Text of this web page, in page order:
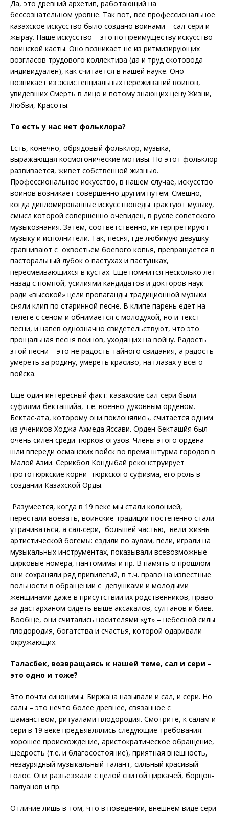
Да, это древний архетип, работающий на
бессознательном уровне. Так вот, все профессиональное
казахское искусство было создано воинами – сал-сери и
жырау. Наше искусство – это по преимуществу искусство
воинской касты. Оно возникает не из ритмизирующих
возгласов трудового коллектива (да и труд скотовода
индивидуален), как считается в нашей науке. Оно
возникает из экзистенциальных переживаний воинов,
увидевших Смерть в лицо и потому знающих цену Жизни,
Любви, Красоты.
То есть у нас нет фольклора?
Есть, конечно, обрядовый фольклор, музыка,
выражающая космогонические мотивы. Но этот фольклор
развивается, живет собственной жизнью.
Профессиональное искусство, в нашем случае, искусство
воинов возникает совершенно другим путем. Смешно,
когда дипломированные искусствоведы трактуют музыку,
смысл которой совершенно очевиден, в русле советского
музыкознания. Затем, соответственно, интерпретируют
музыку и исполнители. Так, песня, где любимую девушку
сравнивают с охвостьем боевого копья, превращается в
пасторальный лубок о пастухах и пастушках,
пересмеивающихся в кустах. Еще помнится несколько лет
назад с помпой, усилиями кандидатов и докторов наук
ради «высокой» цели пропаганды традиционной музыки
сняли клип по старинной песне. В клипе парень едет на
телеге с сеном и обнимается с молодухой, но и текст
песни, и напев однозначно свидетельствуют, что это
прощальная песня воинов, уходящих на войну. Радость
этой песни – это не радость тайного свидания, а радость
умереть за родину, умереть красиво, на глазах у всего
войска.
Еще один интересный факт: казахские сал-сери были
суфиями-бекташийа, т.е. военно-духовным орденом.
Бектас-ата, которому они поклонялись, считается одним
из учеников Ходжа Ахмеда Яссави. Орден бекташйя был
очень силен среди тюрков-огузов. Члены этого ордена
шли впереди османских войск во время штурма городов в
Малой Азии. Серикбол Кондыбай реконструирует
прототюркские корни тюркского суфизма, его роль в
создании Казахской Орды.
Разумеется, когда в 19 веке мы стали колонией,
перестали воевать, воинские традиции постепенно стали
утрачиваться, а сал-сери, большей частью, вели жизнь
артистической богемы: ездили по аулам, пели, играли на
музыкальных инструментах, показывали всевозможные
цирковые номера, пантомимы и пр. В память о прошлом
они сохраняли ряд привилегий, в т.ч. право на известные
вольности в обращении с девушками и молодыми
женщинами даже в присутствии их родственников, право
за дастарханом сидеть выше аксакалов, султанов и биев.
Вообще, они считались носителями «құт» – небесной силы
плодородия, богатства и счастья, которой одаривали
окружающих.
Таласбек, возвращаясь к нашей теме, сал и сери –
это одно и тоже?
Это почти синонимы. Биржана называли и сал, и сери. Но
салы – это нечто более древнее, связанное с
шаманством, ритуалами плодородия. Смотрите, к салам и
сери в 19 веке предъявлялись следующие требования:
хорошее происхождение, аристократическое обращение,
щедрость (т.е. и благосостояние), приятная внешность,
незаурядный музыкальный талант, сильный красивый
голос. Они разъезжали с целой свитой циркачей, борцов-
палуанов и пр.
Отличие лишь в том, что в поведении, внешнем виде сери